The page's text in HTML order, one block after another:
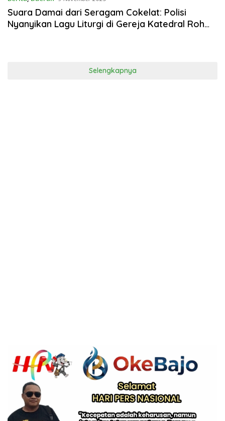
Suara Damai dari Seragam Cokelat: Polisi
Nyanyikan Lagu Liturgi di Gereja Katedral Roh
Selengkapnya